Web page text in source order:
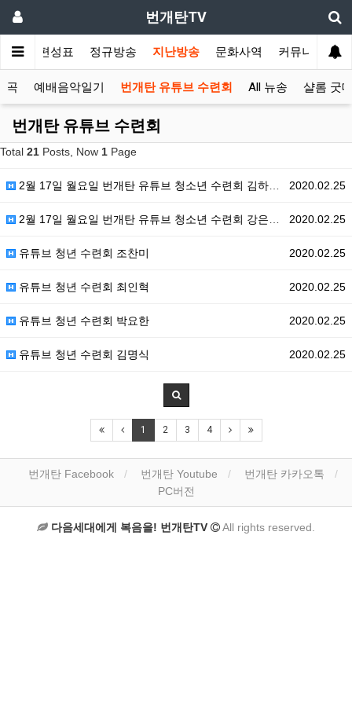
번개탄TV
주간 편성표 정규방송 지난방송 문화사역 커뮤니티
곡 예배음악일기 번개탄 유튜브 수련회 All 뉴송 샬롬 굿
번개탄 유튜브 수련회
Total 21 Posts, Now 1 Page
2020.02.25
2월 17일 월요일 번개탄 유튜브 청소년 수련회 김하은 자매
2020.02.25
2월 17일 월요일 번개탄 유튜브 청소년 수련회 강은도 목사 (창24장50-53절) 하나님의 은혜를 만나다
2020.02.25
유튜브 청년 수련회 조찬미
2020.02.25
유튜브 청년 수련회 최인혁
2020.02.25
유튜브 청년 수련회 박요한
2020.02.25
유튜브 청년 수련회 김명식
1 2 3 4
번개탄 Facebook 번개탄 Youtube
번개탄 카카오톡
PC버전
다음세대에게 복음을! 번개탄TV All rights reserved.